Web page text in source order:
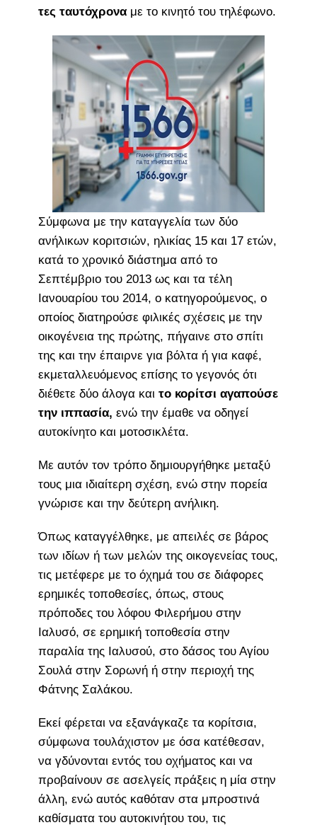
τες ταυτόχρονα με το κινητό του τηλέφωνο.
Σύμφωνα με την καταγγελία των δύο
ανήλικων κοριτσιών, ηλικίας 15 και 17 ετών,
κατά το χρονικό διάστημα από το
Σεπτέμβριο του 2013 ως και τα τέλη
Ιανουαρίου του 2014, ο κατηγορούμενος, ο
οποίος διατηρούσε φιλικές σχέσεις με την
οικογένεια της πρώτης, πήγαινε στο σπίτι
της και την έπαιρνε για βόλτα ή για καφέ,
εκμεταλλευόμενος επίσης το γεγονός ότι
διέθετε δύο άλογα και το κορίτσι αγαπούσε
την ιππασία, ενώ την έμαθε να οδηγεί
αυτοκίνητο και μοτοσικλέτα.
Με αυτόν τον τρόπο δημιουργήθηκε μεταξύ
τους μια ιδιαίτερη σχέση, ενώ στην πορεία
γνώρισε και την δεύτερη ανήλικη.
Όπως καταγγέλθηκε, με απειλές σε βάρος
των ιδίων ή των μελών της οικογενείας τους,
τις μετέφερε με το όχημά του σε διάφορες
ερημικές τοποθεσίες, όπως, στους
πρόποδες του λόφου Φιλερήμου στην
Ιαλυσό, σε ερημική τοποθεσία στην
παραλία της Ιαλυσού, στο δάσος του Αγίου
Σουλά στην Σορωνή ή στην περιοχή της
Φάτνης Σαλάκου.
Εκεί φέρεται να εξανάγκαζε τα κορίτσια,
σύμφωνα τουλάχιστον με όσα κατέθεσαν,
να γδύνονται εντός του οχήματος και να
προβαίνουν σε ασελγείς πράξεις η μία στην
άλλη, ενώ αυτός καθόταν στα μπροστινά
καθίσματα του αυτοκινήτου του, τις